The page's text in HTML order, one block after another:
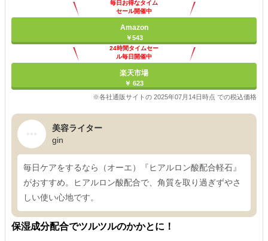
毎日お得なタイム
セール開催中
Amazon
￥543
24時間タイムセー
ル毎日開催中
楽天市場
￥ 623
※各社通販サイトの 2025年07月14日時点 での税込価格
美容ライター
gin
毎日ケアをするなら（オーエ）『ヒアルロン酸配合軽石』
がおすすめ。ヒアルロン酸配合で、角質を取り過ぎずやさ
しい使い心地です。
保湿成分配合でツルツルのかかとに！